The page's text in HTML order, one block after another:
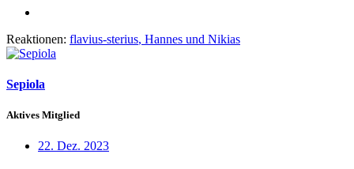
Reaktionen: flavius-sterius, Hannes und Nikias
Sepiola
Aktives Mitglied
22. Dez. 2023